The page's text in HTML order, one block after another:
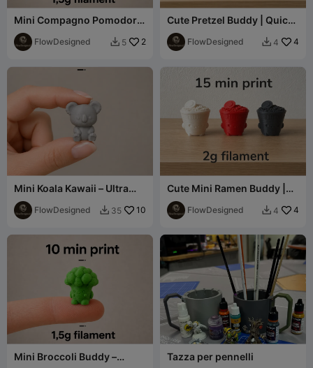
Mini Compagno Pomodoro
– Stampa Rapida
FlowDesigned  5 2
Cute Pretzel Buddy | Quick
& Easy Mini Print
FlowDesigned  4 4
Mini Koala Kawaii – Ultra
Dettagliato
FlowDesigned  35 10
Cute Mini Ramen Buddy |
Easy Noodle Cup Print
FlowDesigned  4 4
Mini Broccoli Buddy –
Tazza per pennelli